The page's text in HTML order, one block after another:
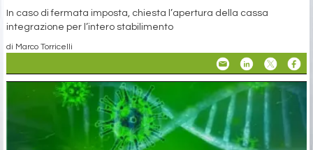
In caso di fermata imposta, chiesta l’apertura della cassa
integrazione per l’intero stabilimento
di Marco Torricelli